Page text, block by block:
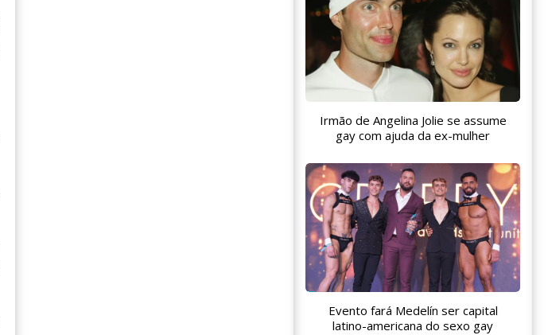
Irmão de Angelina Jolie se assume
gay com ajuda da ex-mulher
Evento fará Medelín ser capital
latino-americana do sexo gay